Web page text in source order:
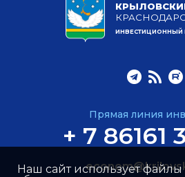
ИНВЕСТИЦИОННЫЙ
Прямая линия
+ 7 86161
Наш сайт использует файлы